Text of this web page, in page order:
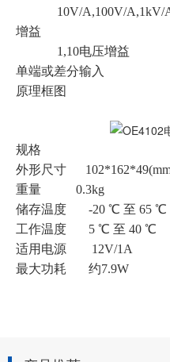
10V/A,100V/
增益
1,10电压增益
单端或差分输入
原理框图
规格
外形尺寸
重量 0.3kg
储存温度 -20 ℃ 至 65 ℃
工作温度 5 ℃ 至 40 ℃
适用电源 12V/1A
最大功耗 约7.9W